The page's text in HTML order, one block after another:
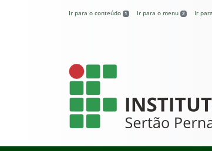
Ir para o conteúdo 1 Ir para o menu 2 Ir
IFSertãoPE